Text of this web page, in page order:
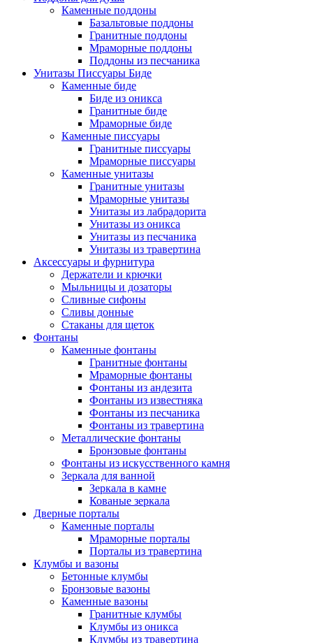
Каменные поддоны
Базальтовые поддоны
Гранитные поддоны
Мраморные поддоны
Поддоны из песчаника
Унитазы Писсуары Биде
Каменные биде
Биде из оникса
Гранитные биде
Мраморные биде
Каменные писсуары
Гранитные писсуары
Мраморные писсуары
Каменные унитазы
Гранитные унитазы
Мраморные унитазы
Унитазы из лабрадорита
Унитазы из оникса
Унитазы из песчаника
Унитазы из травертина
Аксессуары и фурнитура
Держатели и крючки
Мыльницы и дозаторы
Сливные сифоны
Сливы донные
Стаканы для щеток
Фонтаны
Каменные фонтаны
Гранитные фонтаны
Мраморные фонтаны
Фонтаны из андезита
Фонтаны из известняка
Фонтаны из песчаника
Фонтаны из травертина
Металлические фонтаны
Бронзовые фонтаны
Фонтаны из искусственного камня
Зеркала для ванной
Зеркала в камне
Кованые зеркала
Дверные порталы
Каменные порталы
Мраморные порталы
Порталы из травертина
Клумбы и вазоны
Бетонные клумбы
Бронзовые вазоны
Каменные вазоны
Гранитные клумбы
Клумбы из оникса
Клумбы из травертина